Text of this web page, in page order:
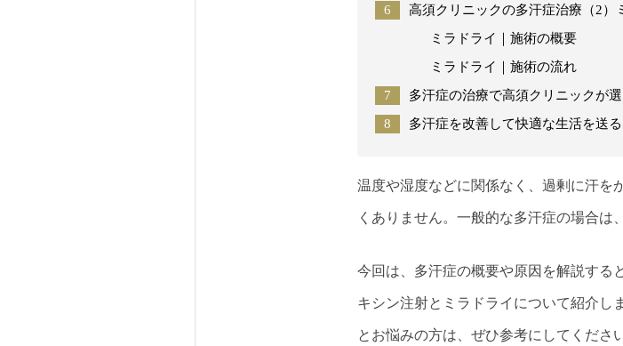
高須クリニックの多汗症治療（2）
ミラドライ｜施術の概要
ミラドライ｜施術の流れ
多汗症の治療で高須クリニックが
多汗症を改善して快適な生活を送
温度や湿度などに関係なく、過剰に汗を
くありません。一般的な多汗症の場合は
今回は、多汗症の概要や原因を解説する
キシン注射とミラドライについて紹介し
とお悩みの方は、ぜひ参考にしてください